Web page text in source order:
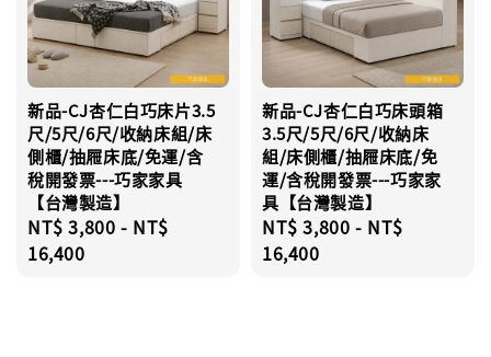
新品-CJ杏仁白巧床片3.5
尺/5尺/6尺/收納床組/床
側櫃/抽屜床底/免運/含
稅開發票---巧家家具
【台灣製造】
Regular
price
NT$ 3,800 - NT$
16,400
新品-CJ杏仁白巧床頭箱
3.5尺/5尺/6尺/收納床
組/床側櫃/抽屜床底/免
運/含稅開發票---巧家家
具【台灣製造】
Regular
price
NT$ 3,800 - NT$
16,400